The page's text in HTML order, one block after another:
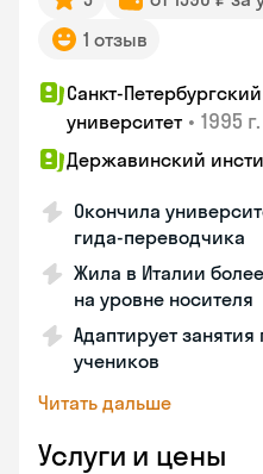
1 отзыв
Санкт-
университет • 1995 г.
Державинский
Окончила
гида-переводчика
Жила в Италии
на уровне носителя
Адаптирует
учеников
Читать дальше
Услуги и цены